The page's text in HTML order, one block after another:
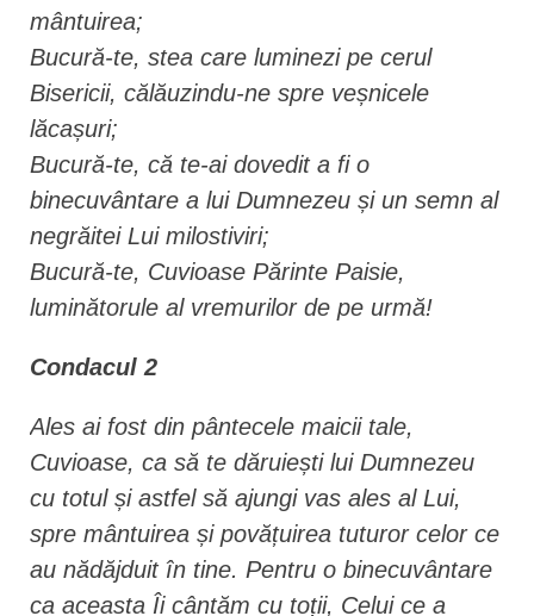
mântuirea;
Bucură-te, stea care luminezi pe cerul
Bisericii, călăuzindu-ne spre veșnicele
lăcașuri;
Bucură-te, că te-ai dovedit a fi o
binecuvântare a lui Dumnezeu și un semn al
negrăitei Lui milostiviri;
Bucură-te, Cuvioase Părinte Paisie,
luminătorule al vremurilor de pe urmă!
Condacul 2
Ales ai fost din pântecele maicii tale,
Cuvioase, ca să te dăruiești lui Dumnezeu
cu totul și astfel să ajungi vas ales al Lui,
spre mântuirea și povățuirea tuturor celor ce
au nădăjduit în tine. Pentru o binecuvântare
ca aceasta Îi cântăm cu toții, Celui ce a